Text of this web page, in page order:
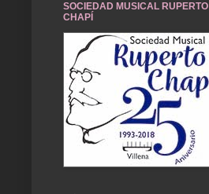
SOCIEDAD MUSICAL RUPERTO
CHAPÍ